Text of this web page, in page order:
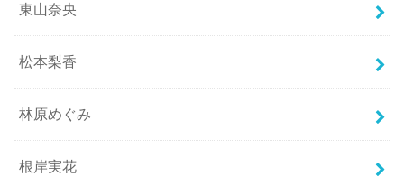
東山奈央
松本梨香
林原めぐみ
根岸実花